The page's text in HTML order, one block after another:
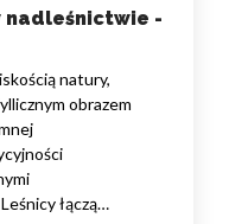
nadleśnictwie -
natury,
obrazem
łączą